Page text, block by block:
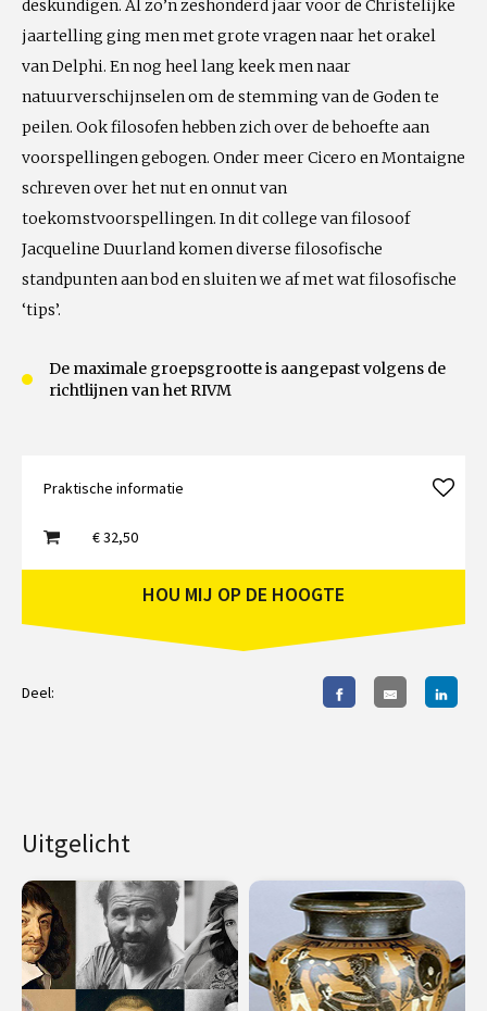
deskundigen. Al zo’n zeshonderd jaar voor de Christelijke
jaartelling ging men met grote vragen naar het orakel
van Delphi. En nog heel lang keek men naar
natuurverschijnselen om de stemming van de Goden te
peilen. Ook filosofen hebben zich over de behoefte aan
voorspellingen gebogen. Onder meer Cicero en Montaigne
schreven over het nut en onnut van
toekomstvoorspellingen. In dit college van filosoof
Jacqueline Duurland komen diverse filosofische
standpunten aan bod en sluiten we af met wat filosofische
‘tips’.
De maximale groepsgrootte is aangepast volgens de
richtlijnen van het RIVM
Praktische informatie
€ 32,50
HOU MIJ OP DE HOOGTE
Deel:
Uitgelicht